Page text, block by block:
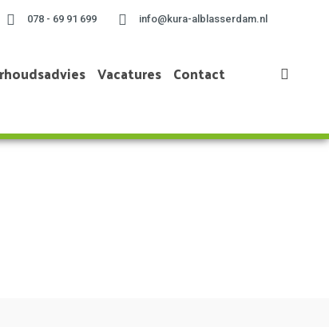
078 - 69 91 699 info@kura-alblasserdam.nl
Vacatures Contact